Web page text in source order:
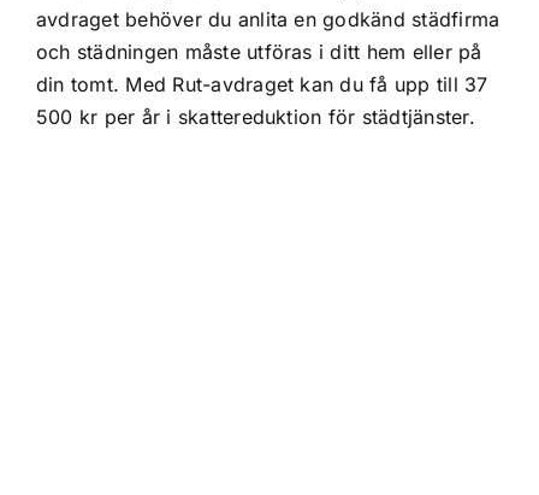
avdraget behöver du anlita en godkänd städfirma
och städningen måste utföras i ditt hem eller på
din tomt. Med Rut-avdraget kan du få upp till 37
500 kr per år i skattereduktion för städtjänster.